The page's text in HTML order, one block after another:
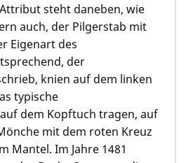
steht daneben, wie
auch, der Pilgerstab mit
Eigenart des
der
knien auf dem linken
typische
dem Kopftuch tragen, auf
mit dem roten Kreuz
Mantel. Im Jahre 1481